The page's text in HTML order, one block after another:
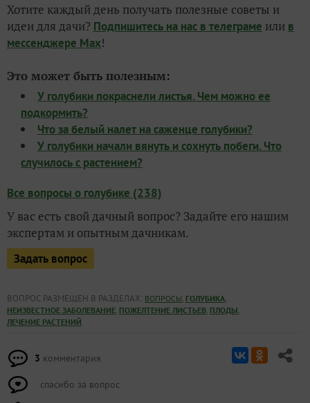
Хотите каждый день получать полезные советы и
идеи для дачи? Подпишитесь на нас в телеграме или в
мессенджере Max!
Это может быть полезным:
У голубики покраснели листья. Чем можно ее
подкормить?
Что за белый налет на саженце голубики?
У голубики начали вянуть и сохнуть побеги. Что
случилось с растением?
Все вопросы о голубике (238)
У вас есть свой дачный вопрос? Задайте его нашим
экспертам и опытным дачникам.
Задать вопрос
ВОПРОС РАЗМЕЩЕН В РАЗДЕЛАХ: ВОПРОСЫ, ГОЛУБИКА,
НЕИЗВЕСТНОЕ ЗАБОЛЕВАНИЕ, ПОЖЕЛТЕНИЕ ЛИСТЬЕВ, ПЛОДЫ,
ЛЕЧЕНИЕ РАСТЕНИЙ
3 комментария
спасибо за вопрос